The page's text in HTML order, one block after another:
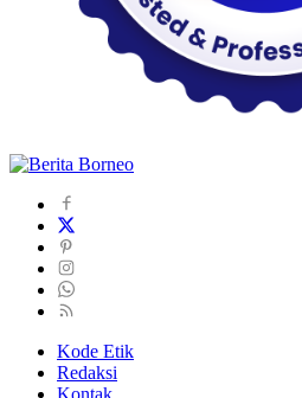
Kode Etik
Redaksi
Kontak